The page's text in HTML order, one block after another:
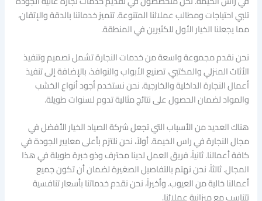
تلبي احتياجات ومطالب عملائنا المتنوعة. تتميز خدماتنا بالدقة والإتقان،
مما يجعلنا الخيار الأول للكثيرين في المنطقة.
نحن نقدم مجموعة واسعة من خدمات النجارة تشمل تصميم وتنفيذ
الأثاث المنزلي والمكتبي، تصنيع الأبواب والنوافذ، بالإضافة إلى تنفيذ
أعمال النجارة الداخلية والخارجية. نحن نستخدم أجود أنواع الخشب
والمواد لضمان الحصول على نتائج مثالية تدوم لسنوات طويلة.
هناك العديد من الأسباب التي تجعل شركة الصياد الخيار الأفضل في
مجال النجارة في راس الخيمة. أولاً، نحن نلتزم بأعلى معايير الجودة في
كافة أعمالنا. ثانياً، فريق العمل لدينا محترف وذو خبرة طويلة في هذا
المجال. ثالثاً، نحن نهتم بالتفاصيل الصغيرة لضمان أن تكون جميع
أعمالنا خالية من العيوب. وأخيراً، نحن نقدم خدماتنا بأسعار تنافسية
تتناسب مع ميزانية عملائنا.